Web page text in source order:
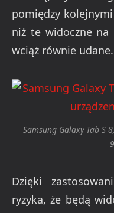
pomiędzy
niż te widoczne
wciąż równie udane.
Samsung Galaxy Tab S
Dzięki
ryzyka, że będą